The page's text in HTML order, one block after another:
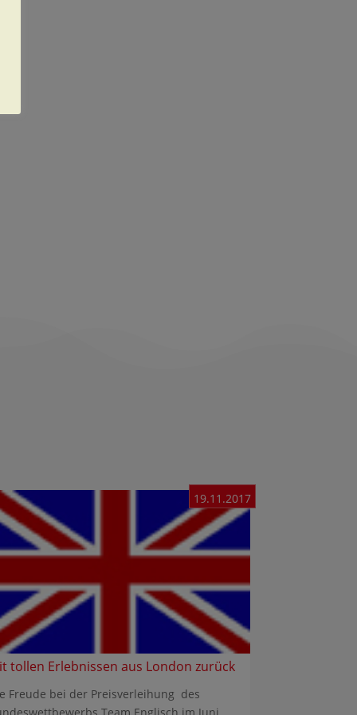
tollen Erlebnissen aus London zurück
19.11.2017
Freude bei der Preisverleihung des
Team Englisch im Juni